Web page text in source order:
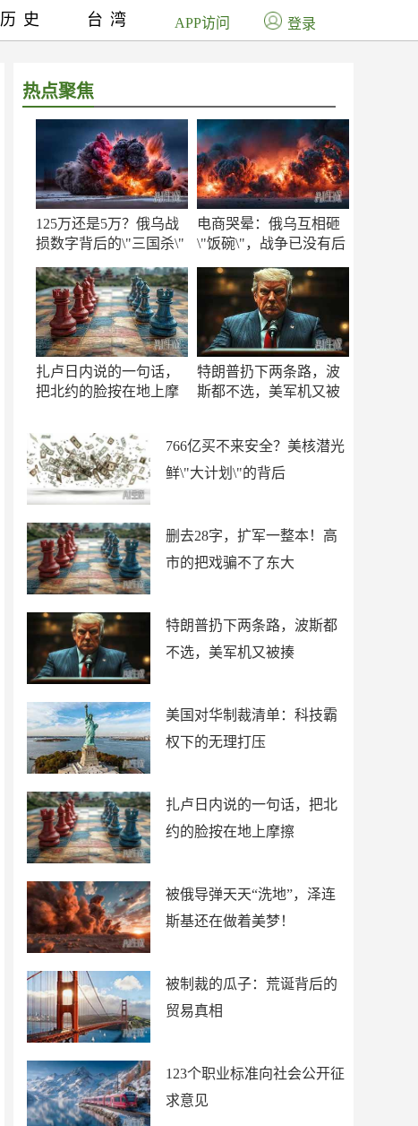
热点聚焦
125万还是5万？俄乌战
损数字背后的\"三国杀\"
电商哭晕：俄乌互相砸
\"饭碗\"，战争已没有后
扎卢日内说的一句话，
把北约的脸按在地上摩
特朗普扔下两条路，波
斯都不选，美军机又被
766亿买不来安全？美核潜光
鲜\"大计划\"的背后
删去28字，扩军一整本！高
市的把戏骗不了东大
特朗普扔下两条路，波斯都
不选，美军机又被揍
美国对华制裁清单：科技霸
权下的无理打压
扎卢日内说的一句话，把北
约的脸按在地上摩擦
被俄导弹天天“洗地”，泽连
斯基还在做着美梦！
被制裁的瓜子：荒诞背后的
贸易真相
123个职业标准向社会公开征
求意见
历史 台湾 APP访问 登录